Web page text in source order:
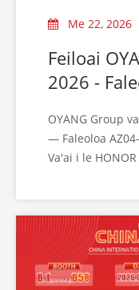
Me 22, 2026
Feiloai
2026 -
OYANG Group
— Faleoloa
Va'ai i le